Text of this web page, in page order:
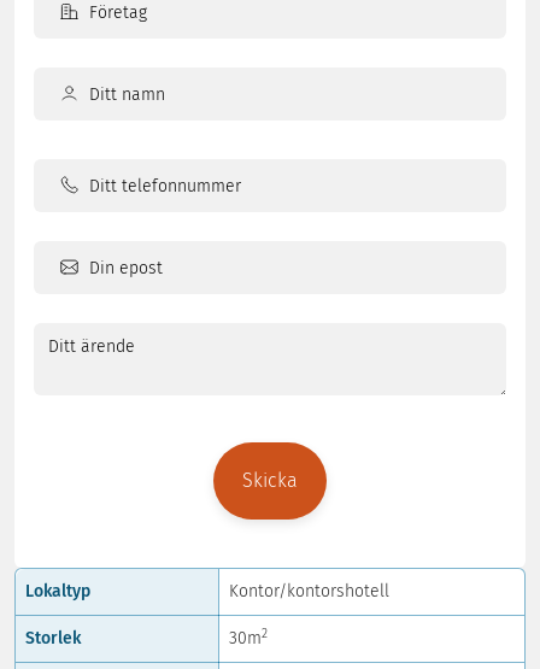
Lokaltyp Kontor/kontorshotell
Storlek 30m2